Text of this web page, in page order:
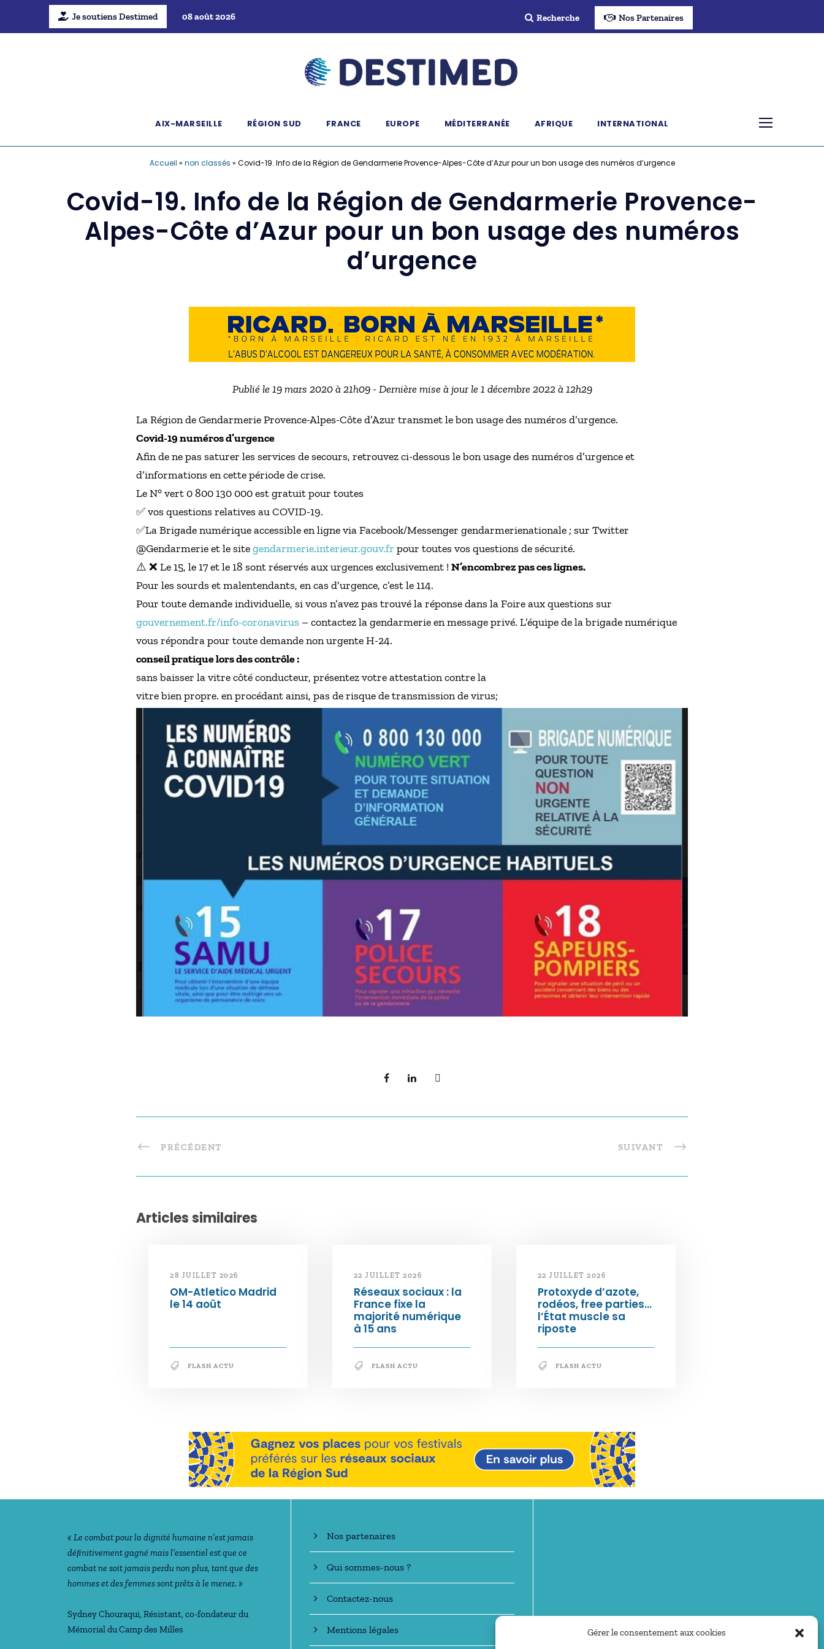
Gérer le consentement aux cookies
Je soutiens Destimed 08 août 2026 Recherche Nos Partenaires
AIX-MARSEILLE RÉGION SUD FRANCE EUROPE MÉDITERRANÉE AFRIQUE INTERNATIONAL
Accueil » non classés » Covid-19. Info de la Région de Gendarmerie Provence-Alpes-Côte d’Azur pour un bon usage des numéros d’urgence
Covid-19. Info de la Région de Gendarmerie Provence-
Alpes-Côte d’Azur pour un bon usage des numéros
d’urgence
Publié le 19 mars 2020 à 21h09 - Dernière mise à jour le 1 décembre 2022 à 12h29
La Région de Gendarmerie Provence-Alpes-Côte d’Azur transmet le bon usage des numéros d’urgence.
Covid-19 numéros d’urgence
Afin de ne pas saturer les services de secours, retrouvez ci-dessous le bon usage des numéros d’urgence et
d’informations en cette période de crise.
Le N° vert 0 800 130 000 est gratuit pour toutes
✅ vos questions relatives au COVID-19.
✅La Brigade numérique accessible en ligne via Facebook/Messenger gendarmerienationale ; sur Twitter
@Gendarmerie et le sitegendarmerie.interieur.gouv.fr pour toutes vos questions de sécurité.
⚠️ ❌ Le 15, le 17 et le 18 sont réservés aux urgences exclusivement ! N’encombrez pas ces lignes.
Pour les sourds et malentendants, en cas d’urgence, c’est le 114.
Pour toute demande individuelle, si vous n’avez pas trouvé la réponse dans la Foire aux questions sur
gouvernement.fr/info-coronavirus – contactez la gendarmerie en message privé. L’équipe de la brigade numérique
vous répondra pour toute demande non urgente H-24.
conseil pratique lors des contrôle :
sans baisser la vitre côté conducteur, présentez votre attestation contre la
vitre bien propre. en procédant ainsi, pas de risque de transmission de virus;
PRÉCÉDENT SUIVANT
Articles similaires
28 JUILLET 2026
OM-Atletico Madrid
le 14 août
FLASH ACTU
22 JUILLET 2026
Réseaux sociaux : la
France fixe la
majorité numérique
à 15 ans
FLASH ACTU
22 JUILLET 2026
Protoxyde d’azote,
rodéos, free parties…
l’État muscle sa
riposte
FLASH ACTU
Notre philosophie
« Le combat pour la dignité humaine n’est jamais
déﬁnitivement gagné mais l’essentiel est que ce
combat ne soit jamais perdu non plus, tant que des
hommes et des femmes sont prêts à le mener. »
Sydney Chouraqui, Résistant, co-fondateur du
Mémorial du Camp des Milles
En savoir +
Nos partenaires
Qui sommes-nous ?
Contactez-nous
Mentions légales